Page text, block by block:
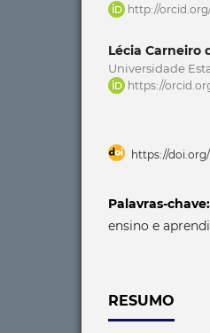
http://
Lécia Carneiro
Universidade
https://
https://doi.org/
Palavras-chave:
ensino e
RESUMO